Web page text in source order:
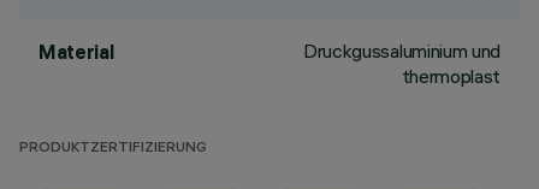
Material
Druckgussaluminium und
thermoplast
PRODUKTZERTIFIZIERUNG